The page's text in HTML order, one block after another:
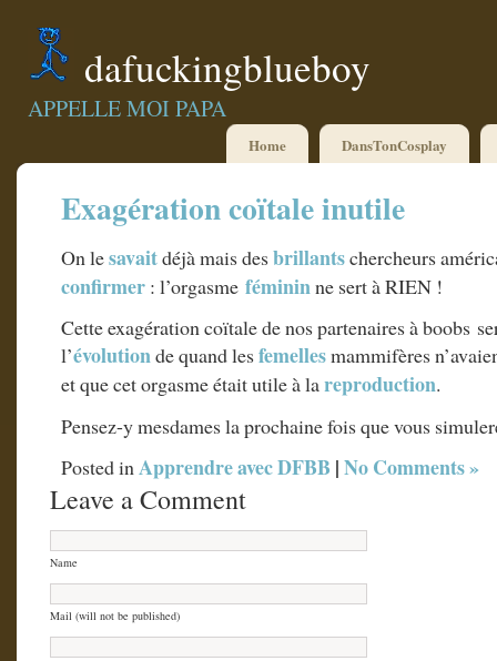
dafuckingblueboy
APPELLE MOI PAPA
Home DansTonCosplay
Exagération coïtale inutile
On lesavaitdéjà mais desbrillantschercheurs
confirmer : l’orgasme fémininne sert à RIEN !
Cette exagération coïtale de nos partenaires à boobs
l’évolutionde quand lesfemellesmammifères
et que cet orgasme était utile à lareproduction.
Pensez-y mesdames la prochaine fois que vous
Posted in Apprendre avec DFBB |No Comments »
Leave a Comment
Name
Mail (will not be published)